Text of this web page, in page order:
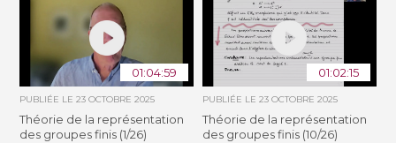
01:04:59
PUBLIÉE LE23 OCTOBRE 2025
Théorie de la représentation
des groupes finis (1/26)
01:02:15
PUBLIÉE LE 23 OCTOBRE 2025
Théorie de la représentation
des groupes finis (10/26)